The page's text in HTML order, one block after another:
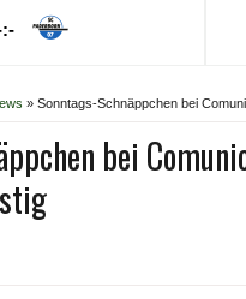
» Sonntags-Schnäppchen bei
bei